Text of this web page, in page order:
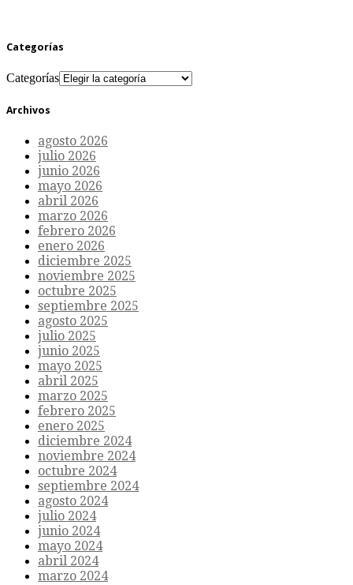
Categorías
Categorías
Archivos
agosto 2026
julio 2026
junio 2026
mayo 2026
abril 2026
marzo 2026
febrero 2026
enero 2026
diciembre 2025
noviembre 2025
octubre 2025
septiembre 2025
agosto 2025
julio 2025
junio 2025
mayo 2025
abril 2025
marzo 2025
febrero 2025
enero 2025
diciembre 2024
noviembre 2024
octubre 2024
septiembre 2024
agosto 2024
julio 2024
junio 2024
mayo 2024
abril 2024
marzo 2024